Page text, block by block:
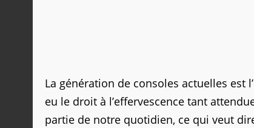
La génération de consoles actuelles est
eu le droit à l’effervescence tant
partie de notre quotidien, ce qui veut